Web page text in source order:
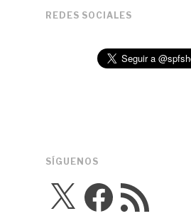
REDES SOCIALES
SÍGUENOS
X FacebookFeed
RSS